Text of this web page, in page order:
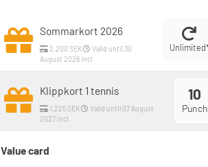
Sommarkort 2026
2,200 SEK
Valid until 30
August 2026 incl.
10
Punch
Klippkort 1 tennis
1,225 SEK
Valid until 07 August
2027 incl.
Value card